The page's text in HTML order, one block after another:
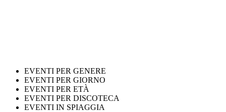
EVENTI PER GENERE
EVENTI PER GIORNO
EVENTI PER ETÀ
EVENTI PER DISCOTECA
EVENTI IN SPIAGGIA